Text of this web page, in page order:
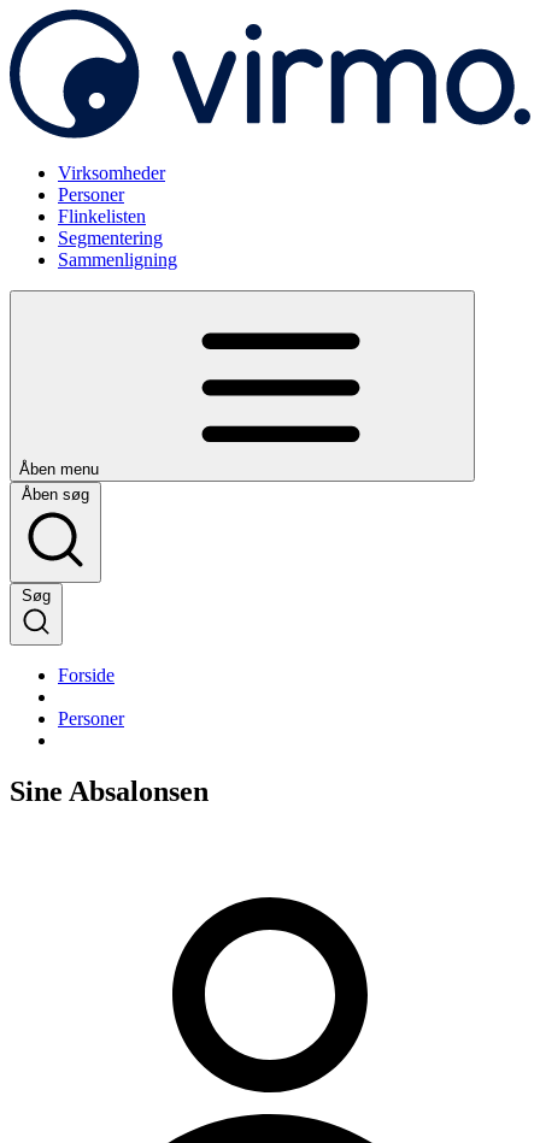
Virksomheder
Personer
Flinkelisten
Segmentering
Sammenligning
Åben menu
Åben søg
Søg
Forside
Personer
Sine Absalonsen